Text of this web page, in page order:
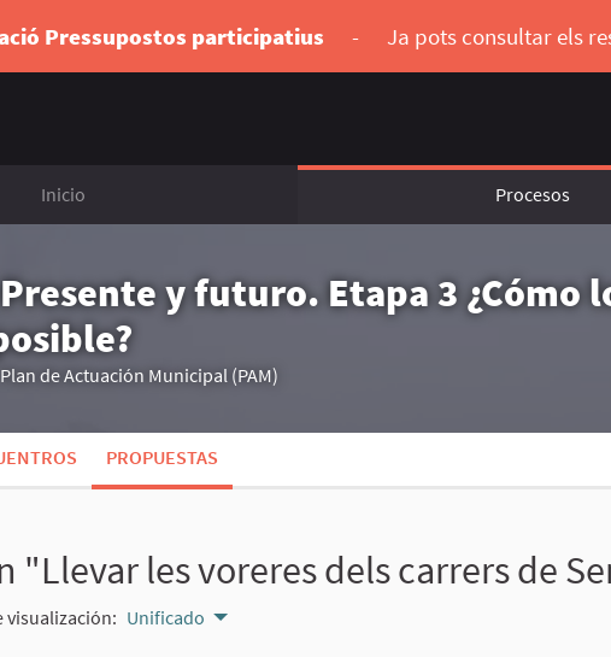
Pressupostos participatius - Ja pots consultar els
Inicio Procesos
y futuro. Etapa 3 ¿Cómo
Plan de Actuación Municipal (PAM)
PROPUESTAS
"Llevar les voreres dels carrers de
visualización: Unificado